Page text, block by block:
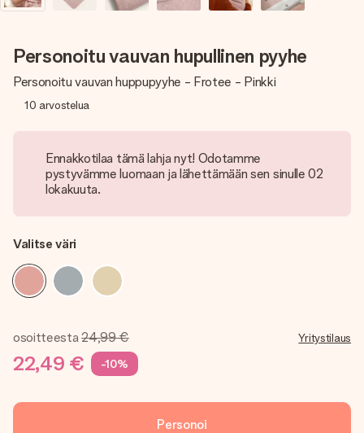
Personoitu vauvan hupullinen pyyhe
Personoitu vauvan huppupyyhe - Frotee - Pinkki
10 arvostelua
Ennakkotilaa tämä lahja nyt! Odotamme
pystyvämme luomaan ja lähettämään sen sinulle 02
lokakuuta.
Valitse väri
osoitteesta 24,99 €
22,49 € -10%
Yritystilaus
Personoi